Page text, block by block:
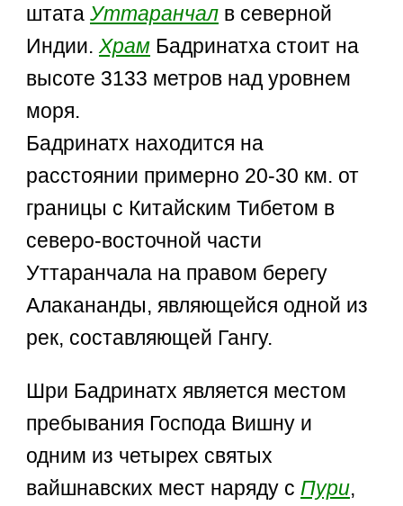
штатаУттаранчал в северной
Индии.Храм Бадринатха стоит на
высоте 3133 метров над уровнем
моря.
Бадринатх находится на
расстоянии примерно 20-30 км. от
границы с Китайским Тибетом в
северо-восточной части
Уттаранчала на правом берегу
Алакананды, являющейся одной из
рек, составляющей Гангу.
Шри Бадринатх является местом
пребывания Господа Вишну и
одним из четырех святых
вайшнавских мест наряду с Пури,